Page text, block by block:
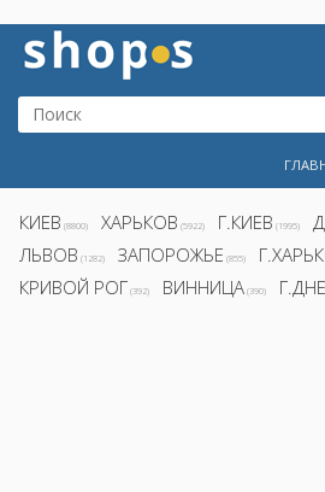
КИЕВ (8800) ХАРЬКОВ (5922) Г.КИЕВ (1995)
ЛЬВОВ (1282) ЗАПОРОЖЬЕ (855)
КРИВОЙ РОГ (392) ВИННИЦА (390)